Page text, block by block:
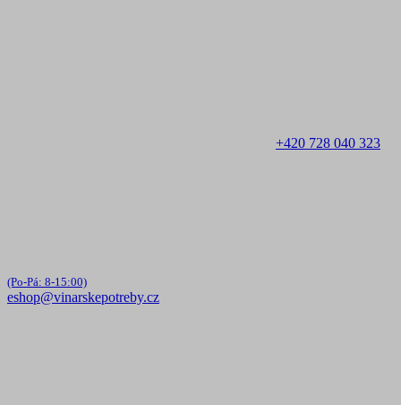
+420 728 040 323
(Po-Pá: 8-15:00)
eshop@vinarskepotreby.cz